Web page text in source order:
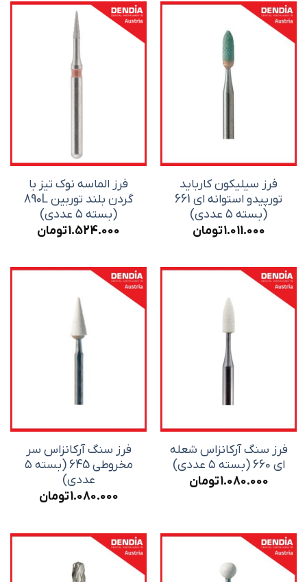
فرز سیلیکون کارباید
تورپیدو استوانه ای 661
(بسته ۵ عددی)
1.011.000تومان
فرز الماسه نوک تیز با
گردن بلند توربین 890L
(بسته ۵ عددی)
1.524.000تومان
فرز سنگ آرکانزاس شعله
ای 660 (بسته ۵ عددی)
1.080.000تومان
فرز سنگ آرکانزاس سر
مخروطی 645 (بسته ۵
عددی)
1.080.000تومان